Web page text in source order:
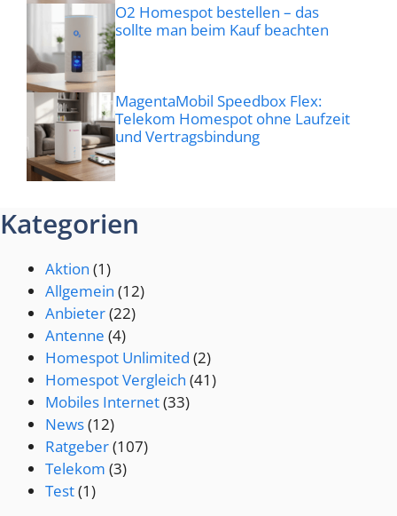
O2 Homespot bestellen – das
sollte man beim Kauf beachten
MagentaMobil Speedbox Flex:
Telekom Homespot ohne Laufzeit
und Vertragsbindung
Kategorien
Aktion (1)
Allgemein (12)
Anbieter(22)
Antenne (4)
Homespot Unlimited (2)
Homespot Vergleich (41)
Mobiles Internet(33)
News(12)
Ratgeber(107)
Telekom (3)
Test(1)